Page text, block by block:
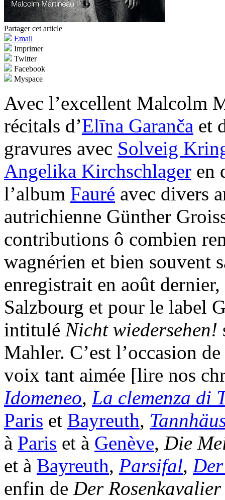
Partager cet article
Email
Imprimer
Twitter
Facebook
Myspace
Avec l’excellent Malcolm
récitals d’Elīna Garanča et
gravures avec Solveig
Angelika Kirchschlager en
l’album Fauré avec divers
autrichienne Günther
contributions ô combien
wagnérien et bien souvent
enregistrait en août
Salzbourg et pour le label
intitulé Nicht wiedersehen!
Mahler. C’est l’occasion
voix tant aimée [lire nos
Idomeneo, La clemenza di
Paris et Bayreuth,
à Paris et à Genève, Die
et à Bayreuth, Parsifal,
enfin de Der Rosenkavalier